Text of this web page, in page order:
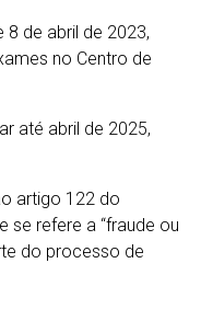
de abril de 2023,
no Centro de
até abril de 2025,
artigo 122 do
se refere a “fraude ou
do processo de